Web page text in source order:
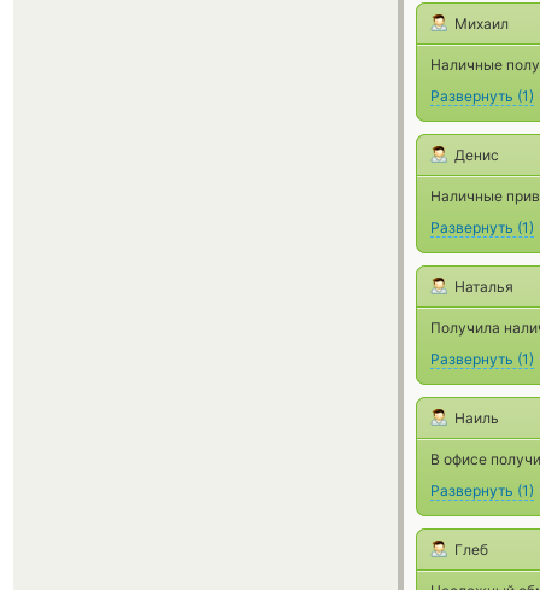
Михаил
Наличные
Развернуть (1)
Денис
Наличные
Развернуть (1)
Наталья
Получила
Развернуть (1)
Наиль
В офисе
Развернуть (1)
Глеб